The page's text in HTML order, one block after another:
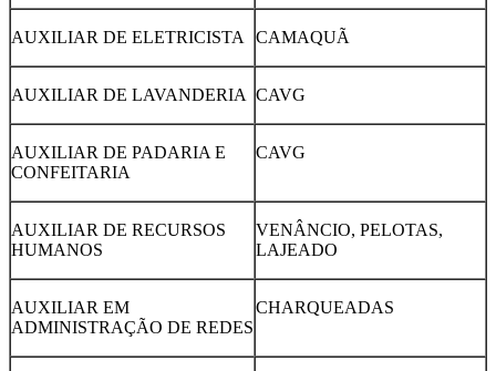
AUXILIAR DE ELETRICISTA CAMAQUÃ
AUXILIAR DE LAVANDERIA CAVG
AUXILIAR DE PADARIA E
CONFEITARIA
CAVG
AUXILIAR DE RECURSOS
HUMANOS
VENÂNCIO, PELOTAS,
LAJEADO
AUXILIAR EM
ADMINISTRAÇÃO DE REDES
CHARQUEADAS